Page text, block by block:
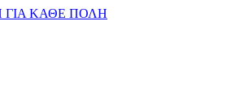
ΓΙΑ ΚΑΘΕ ΠΟΛΗ